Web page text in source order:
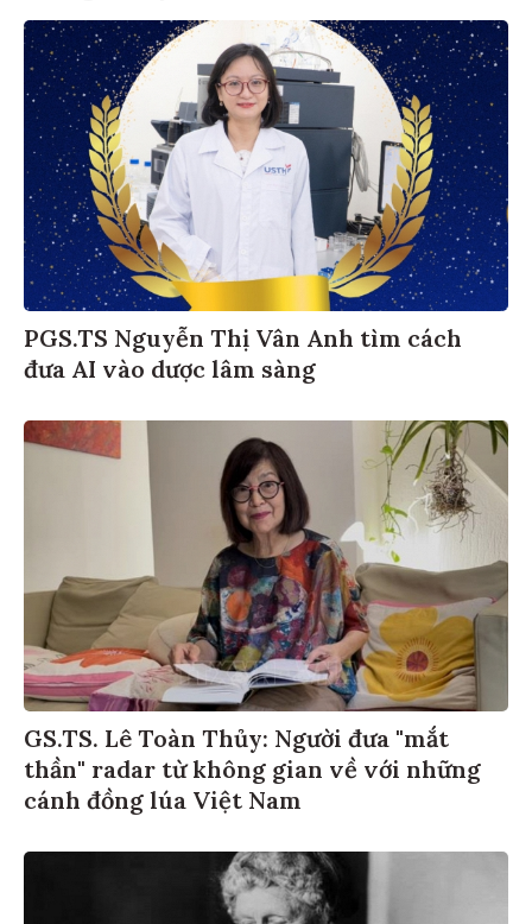
PGS.TS Nguyễn Thị Vân Anh tìm cách
đưa AI vào dược lâm sàng
GS.TS. Lê Toàn Thủy: Người đưa "mắt
thần" radar từ không gian về với những
cánh đồng lúa Việt Nam